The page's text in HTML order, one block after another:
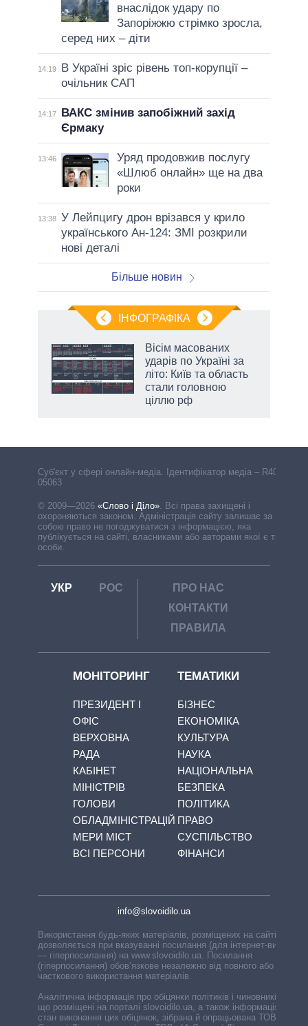
внаслідок удару по
Запоріжжю стрімко зросла,
серед них – діти
14:19
В Україні зріс рівень топ-корупції –
очільник САП
14:17
ВАКС змінив запобіжний захід
Єрмаку
13:46
Уряд продовжив послугу
«Шлюб онлайн» ще на два
роки
13:38 У Лейпцигу дрон врізався у крило
українського Ан-124: ЗМІ розкрили
нові деталі
Більше новин
ІНФОГРАФІКА
Вісім масованих
ударів по Україні за
літо: Київ та область
стали головною
ціллю рф
Cуб'єкт у сфері онлайн-медіа. Ідентифікатор медіа – R40-
05063
© 2009—2026 «Слово і Діло»
Всі права захищені і
охороняються законом. Адміністрація сайту залишає за
собою право не погоджуватися з інформацією, яка
публікується на сайті, власниками або авторами якої є треті
особи.
УКР РОС
ПРО НАС
КОНТАКТИ
ПРАВИЛА
МОНІТОРИНГ
ПРЕЗИДЕНТ І
ОФІС
ВЕРХОВНА
РАДА
КАБІНЕТ
МІНІСТРІВ
ГОЛОВИ
ОБЛАДМІНІСТРАЦІЙ
МЕРИ МІСТ
ВСІ ПЕРСОНИ
ТЕМАТИКИ
БІЗНЕС
ЕКОНОМІКА
КУЛЬТУРА
НАУКА
НАЦІОНАЛЬНА
БЕЗПЕКА
ПОЛІТИКА
ПРАВО
СУСПІЛЬСТВО
ФІНАНСИ
info@slovoidilo.ua
Використання будь-яких матеріалів, розміщених на сайті,
дозволяється при вказуванні посилання (для інтернет-видань
— гіперпосилання) на www.slovoidilo.ua. Посилання
(гіперпосилання) обов’язкове незалежно від повного або
часткового використання матеріалів.
Аналітична інформація про обіцянки політиків і чиновників,
що розміщені на порталі slovoidilo.ua, а також інформація про
стан виконання цих обіцянок, зібрана й опрацьована ТОВ «ІА